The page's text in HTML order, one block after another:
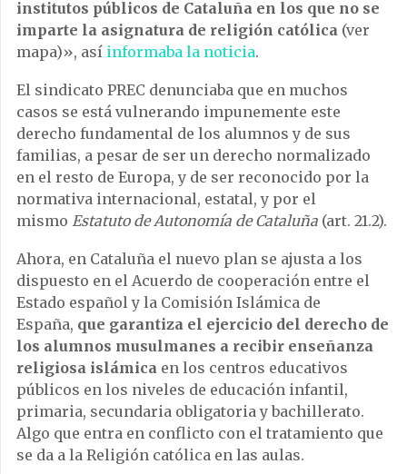
institutos públicos de Cataluña en los que no se
imparte la asignatura de religión católica (ver
mapa)», así informaba la noticia.
El sindicato PREC denunciaba que en muchos
casos se está vulnerando impunemente este
derecho fundamental de los alumnos y de sus
familias, a pesar de ser un derecho normalizado
en el resto de Europa, y de ser reconocido por la
normativa internacional, estatal, y por el
mismo Estatuto de Autonomía de Cataluña (art. 21.2).
Ahora, en Cataluña el nuevo plan se ajusta a los
dispuesto en el Acuerdo de cooperación entre el
Estado español y la Comisión Islámica de
España, que garantiza el ejercicio del derecho de
los alumnos musulmanes a recibir enseñanza
religiosa islámica en los centros educativos
públicos en los niveles de educación infantil,
primaria, secundaria obligatoria y bachillerato.
Algo que entra en conflicto con el tratamiento que
se da a la Religión católica en las aulas.